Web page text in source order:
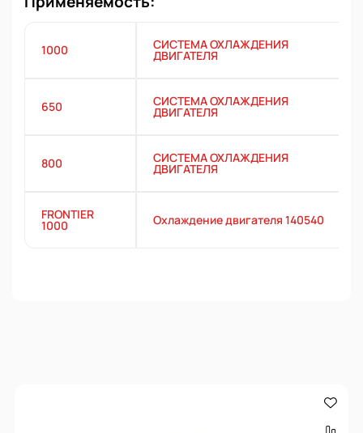
1000 СИСТЕМА ОХЛАЖДЕНИЯ
ДВИГАТЕЛЯ
650 СИСТЕМА ОХЛАЖДЕНИЯ
ДВИГАТЕЛЯ
800 СИСТЕМА ОХЛАЖДЕНИЯ
ДВИГАТЕЛЯ
FRONTIER
1000 Охлаждение двигателя 140540